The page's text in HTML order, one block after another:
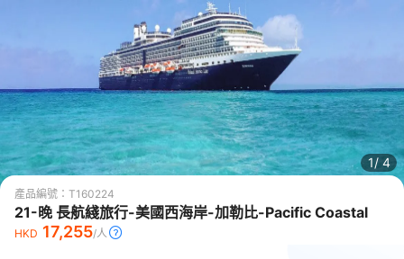
1/ 4
產品編號： T160224
21-晚 長航綫旅行-美國西海岸-加勒比-Pacific Coastal
HKD 17,255/人